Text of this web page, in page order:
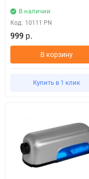
В наличии
Код: 10111 PN
999 р.
В корзину
Купить в 1 клик